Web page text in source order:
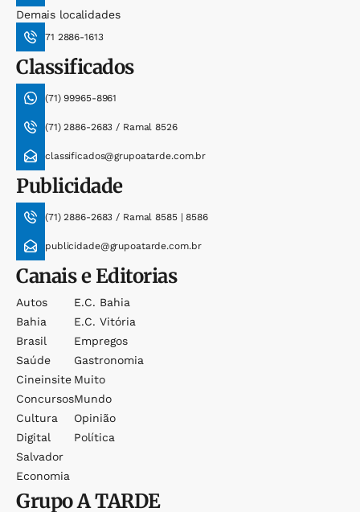
Demais localidades
71 2886-1613
Classificados
(71) 99965-8961
(71) 2886-2683 / Ramal 8526
classificados@grupoatarde.com.br
Publicidade
(71) 2886-2683 / Ramal 8585 | 8586
publicidade@grupoatarde.com.br
Canais e Editorias
Autos
Bahia
Brasil
Saúde
Cineinsite
Concursos
Cultura
Digital
Salvador
Economia
E.c. Bahia
E.c. Vitória
Empregos
Gastronomia
Muito
Mundo
Opinião
Política
GrupoA TARDE